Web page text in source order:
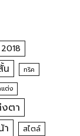
น ทริค
ต่ง
ตา
า สไตล์